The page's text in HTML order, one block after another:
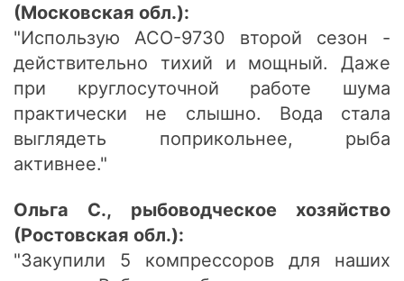
(Московская обл.):
"Использую ACO-9730 второй сезон -
действительно тихий и мощный. Даже
при круглосуточной работе шума
практически не слышно. Вода стала
выглядеть поприкольнее, рыба
активнее."
Ольга С., рыбоводческое хозяйство
(Ростовская обл.):
"Закупили 5 компрессоров для наших